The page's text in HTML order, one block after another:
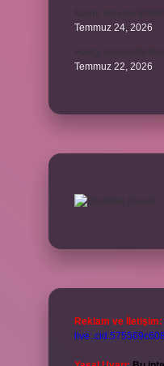
Temmuz 24, 2026
Temmuz 22, 2026
Reklam ve İletişim: